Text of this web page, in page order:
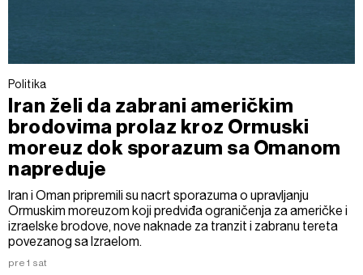
Politika
Iran želi da zabrani američkim
brodovima prolaz kroz Ormuski
moreuz dok sporazum sa Omanom
napreduje
Iran i Oman pripremili su nacrt sporazuma o upravljanju
Ormuskim moreuzom koji predviđa ograničenja za američke i
izraelske brodove, nove naknade za tranzit i zabranu tereta
povezanog sa Izraelom.
pre 1 sat